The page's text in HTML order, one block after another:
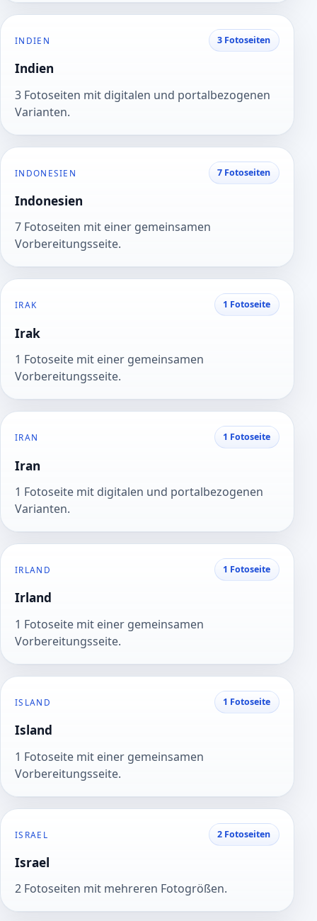
INDIEN 3 Fotoseiten
Indien
3 Fotoseiten mit digitalen und portalbezogenen
Varianten.
INDONESIEN 7 Fotoseiten
Indonesien
7 Fotoseiten mit einer gemeinsamen
Vorbereitungsseite.
IRAK 1 Fotoseite
Irak
1 Fotoseite mit einer gemeinsamen
Vorbereitungsseite.
IRAN 1 Fotoseite
Iran
1 Fotoseite mit digitalen und portalbezogenen
Varianten.
IRLAND 1 Fotoseite
Irland
1 Fotoseite mit einer gemeinsamen
Vorbereitungsseite.
ISLAND 1 Fotoseite
Island
1 Fotoseite mit einer gemeinsamen
Vorbereitungsseite.
ISRAEL 2 Fotoseiten
Israel
2 Fotoseiten mit mehreren Fotogrößen.